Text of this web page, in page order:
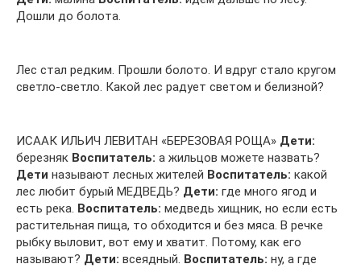
Дошли до болота.
Лес стал редким. Прошли болото. И вдруг стало кругом
светло-светло. Какой лес радует светом и белизной?
ИСААК ИЛЬИЧ ЛЕВИТАН «БЕРЕЗОВАЯ РОЩА» Дети:
березняк Воспитатель: а жильцов можете назвать?
Дети называют лесных жителей Воспитатель: какой
лес любит бурый МЕДВЕДЬ? Дети: где много ягод и
есть река. Воспитатель: медведь хищник, но если есть
растительная пища, то обходится и без мяса. В речке
рыбку выловит, вот ему и хватит. Потому, как его
называют? Дети: всеядный. Воспитатель: ну, а где